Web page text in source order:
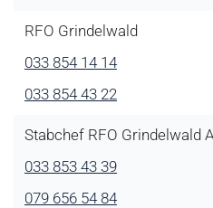
RFO Grindelwald
033 854 14 14
033 854 43 22
Stabchef RFO Grindelwald
033 853 43 39
079 656 54 84